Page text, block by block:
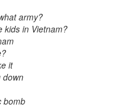
army?
kids in Vietnam?
it
down
bomb